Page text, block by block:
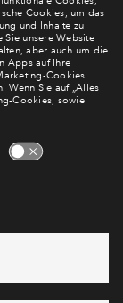
Neuigkeiten
mit unserem
wir Sie
Klicken Sie hier
an (+49 69